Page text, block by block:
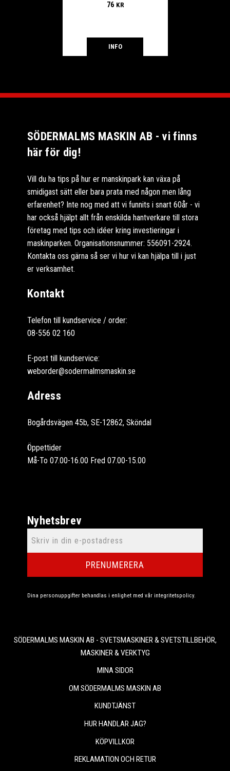
76 KR
INFO
SÖDERMALMS MASKIN AB - vi finns
här för dig!
Vill du ha tips på hur er manskinpark kan växa på
smidigast sätt eller bara prata med någon men lång
erfarenhet? Inte nog med att vi funnits i snart 60år - vi
har också hjälpt allt från enskilda hantverkare till stora
företag med tips och idéer kring investieringar i
maskinparken. Organisationsnummer: 556091-2924.
Kontakta oss gärna så ser vi hur vi kan hjälpa till i just
er verksamhet.
Kontakt
Telefon till kundservice / order:
08-556 02 160
E-post till kundservice:
weborder@sodermalmsmaskin.se
Adress
Bogårdsvägen 45b, SE-12862, Sköndal
Öppettider
Må-To 07.00-16.00 Fred 07.00-15.00
Nyhetsbrev
PRENUMERERA
Dina personuppgifter behandlas i enlighet med vår integritetspolicy.
SÖDERMALMS MASKIN AB - SVETSMASKINER & SVETSTILLBEHÖR,
MASKINER & VERKTYG
MINA SIDOR
OM SÖDERMALMS MASKIN AB
KUNDTJÄNST
HUR HANDLAR JAG?
KÖPVILLKOR
REKLAMATION OCH RETUR